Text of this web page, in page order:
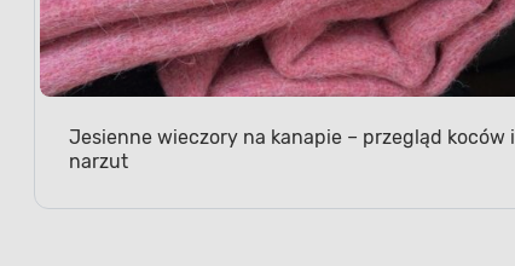
Jesienne wieczory na kanapie – przegląd koców i
narzut